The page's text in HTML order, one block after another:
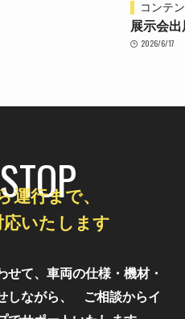
コンテ
展示会出
2026/6/17
運行まで、
いたします
せて、車両の仕様・機材・
しながら、
ご相談からイ